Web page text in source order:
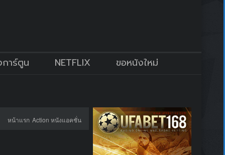
าร์ตูน NETFLIX ขอหนังใหม่
หน้าแรก Action หนังแอคชั่น